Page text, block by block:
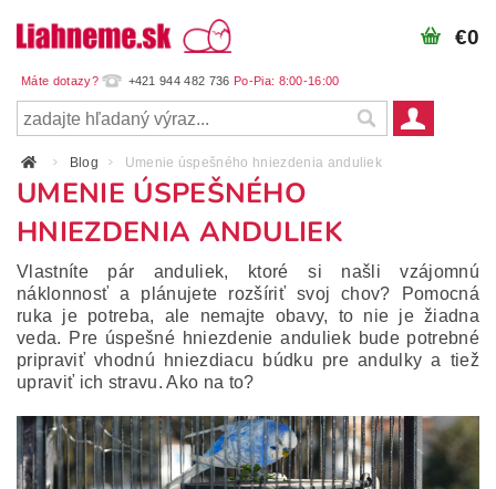
+421 944 482 736
€0
Blog Umenie úspešného hniezdenia anduliek
UMENIE ÚSPEŠNÉHO
HNIEZDENIA ANDULIEK
Vlastníte pár anduliek, ktoré si našli vzájomnú
náklonnosť a plánujete rozšíriť svoj chov? Pomocná
ruka je potreba, ale nemajte obavy, to nie je žiadna
veda. Pre úspešné hniezdenie anduliek bude potrebné
pripraviť vhodnú hniezdiacu búdku pre andulky a tiež
upraviť ich stravu. Ako na to?